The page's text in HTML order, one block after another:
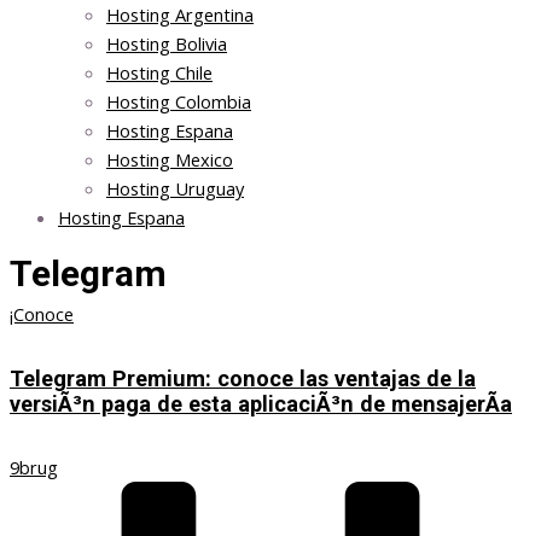
Hosting Argentina
Hosting Bolivia
Hosting Chile
Hosting Colombia
Hosting Espana
Hosting Mexico
Hosting Uruguay
Hosting Espana
Telegram
¡Conoce
Telegram Premium: conoce las ventajas de la
versiÃ³n paga de esta aplicaciÃ³n de mensajerÃ­a
9brug